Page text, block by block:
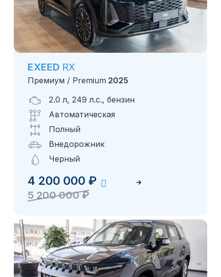
EXEED RX
Премиум / Premium 2025
2.0 л, 249 л.с., бензин
Автоматическая
Полный
Внедорожник
Черный
4 200 000 ₽
5 200 000₽